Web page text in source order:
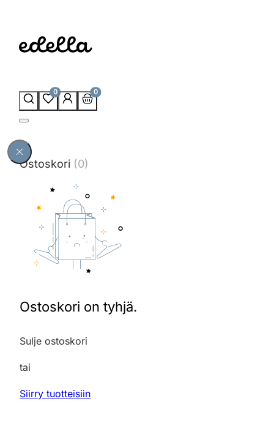
0 0
Ostoskori (0)
Ostoskori on tyhjä.
Sulje ostoskori
tai
Siirry tuotteisiin